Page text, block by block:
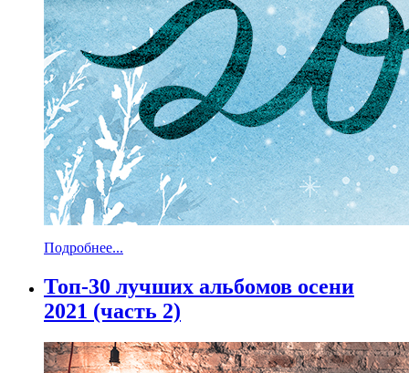
Подробнее...
Топ-30 лучших альбомов осени
2021 (часть 2)